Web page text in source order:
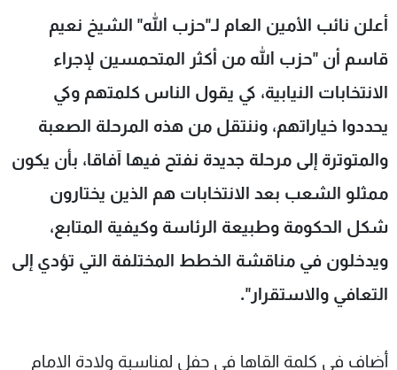
أعلن نائب الأمين العام لـ"حزب الله" الشيخ نعيم
قاسم أن "حزب الله من أكثر المتحمسين لإجراء
الانتخابات النيابية، كي يقول الناس كلمتهم وكي
يحددوا ‏خياراتهم، وننتقل من هذه المرحلة الصعبة
والمتوترة إلى مرحلة جديدة نفتح فيها آفاقا، بأن ‏يكون
ممثلو الشعب بعد الانتخابات هم الذين يختارون
شكل الحكومة وطبيعة الرئاسة وكيفية ‏المتابع،
ويدخلون في مناقشة الخطط المختلفة التي تؤدي إلى
التعافي والاستقرار".‏
أضاف في كلمة القاها في حفل لمناسبة ولادة الامام
شاهد البرامج
الترددات
عن MTV
لاعلاناتكم
وظائف
تواصل معنا
شروط الإسـتخدام
سياسة الخصوصية